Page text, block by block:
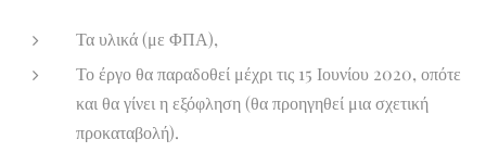
Τα υλικά (με ΦΠΑ),
Το έργο θα παραδοθεί μέχρι τις 15 Ιουνίου 2020, οπότε
και θα γίνει η εξόφληση (θα προηγηθεί μια σχετική
προκαταβολή).